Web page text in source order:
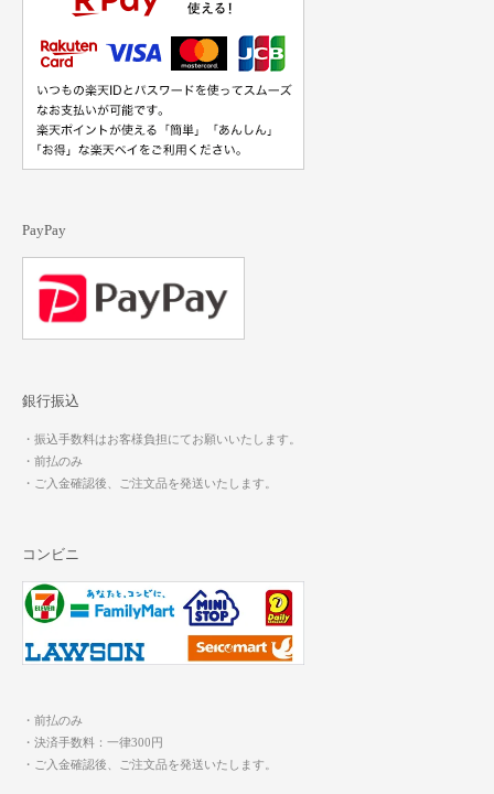
PayPay
銀行振込
・振込手数料はお客様負担にてお願いいたします。
・前払のみ
・ご入金確認後、ご注文品を発送いたします。
コンビニ
・前払のみ
・決済手数料：一律300円
・ご入金確認後、ご注文品を発送いたします。